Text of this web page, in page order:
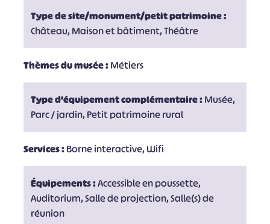
Type de site/monument/petit patrimoine :
Château, Maison et bâtiment, Théâtre
Thèmes du musée :Métiers
Type d'équipement complémentaire :Musée,
Parc / jardin, Petit patrimoine rural
Services :Borne interactive, Wifi
Équipements :Accessible en poussette,
Auditorium, Salle de projection, Salle(s) de
réunion